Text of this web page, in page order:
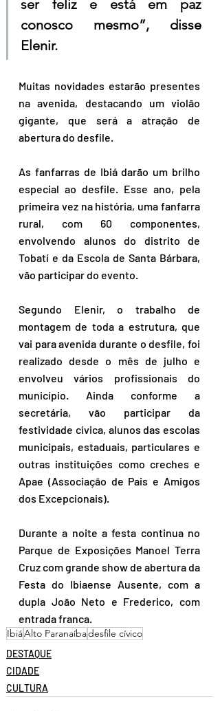
ser feliz e está em paz
conosco mesmo”, disse
Elenir.
Muitas novidades estarão presentes
na avenida, destacando um violão
gigante, que será a atração de
abertura do desfile.
As fanfarras de Ibiá darão um brilho
especial ao desfile. Esse ano, pela
primeira vez na história, uma fanfarra
rural, com 60 componentes,
envolvendo alunos do distrito de
Tobatí e da Escola de Santa Bárbara,
vão participar do evento.
Segundo Elenir, o trabalho de
montagem de toda a estrutura, que
vai para avenida durante o desfile, foi
realizado desde o mês de julho e
envolveu vários profissionais do
município. Ainda conforme a
secretária, vão participar da
festividade cívica, alunos das escolas
municipais, estaduais, particulares e
outras instituições como creches e
Apae (Associação de Pais e Amigos
dos Excepcionais).
Durante a noite a festa continua no
Parque de Exposições Manoel Terra
Cruz com grande show de abertura da
Festa do Ibiaense Ausente, com a
dupla João Neto e Frederico, com
entrada franca.
IbiáAlto Paranaíbadesfile cívico
DESTAQUE
CIDADE
CULTURA